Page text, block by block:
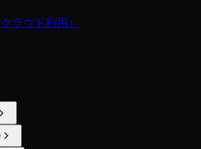
ラウド利用）